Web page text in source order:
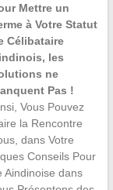
Mettre un
à Votre Statut
Célibataire
les
ne
Pas !
Vous Pouvez
la Rencontre
dans Votre
Conseils Pour
Aindinoise dans